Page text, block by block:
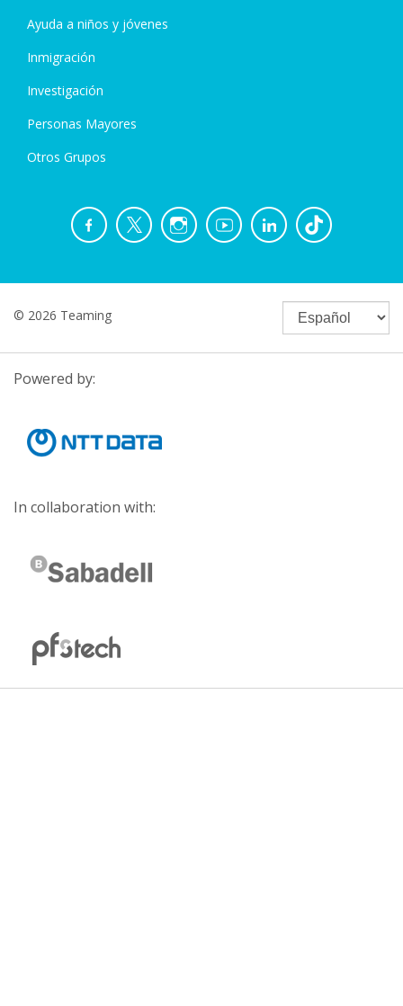
Ayuda a niños y jóvenes
Inmigración
Investigación
Personas Mayores
Otros Grupos
© 2026 Teaming
Powered by:
In collaboration with: